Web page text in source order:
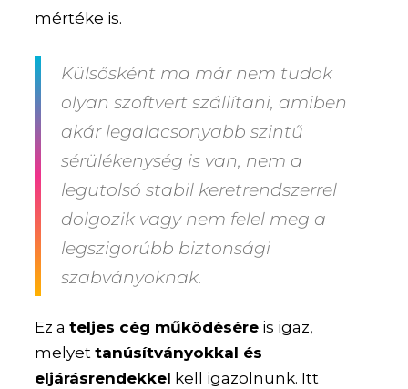
mértéke is.
Külsősként ma már nem tudok
olyan szoftvert szállítani, amiben
akár legalacsonyabb szintű
sérülékenység is van, nem a
legutolsó stabil keretrendszerrel
dolgozik vagy nem felel meg a
legszigorúbb biztonsági
szabványoknak.
Ez ateljes cég működésére is igaz,
melyettanúsítványokkal és
eljárásrendekkel kell igazolnunk. Itt